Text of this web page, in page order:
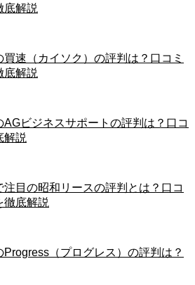
底解説
速（カイソク）の評判は？口コミ
底解説
AGビジネスサポートの評判は？口コ
解説
注目の昭和リースの評判とは？口コ
徹底解説
（プログレス）の評判は？